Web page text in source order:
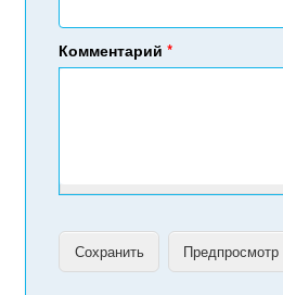
Комментарий*